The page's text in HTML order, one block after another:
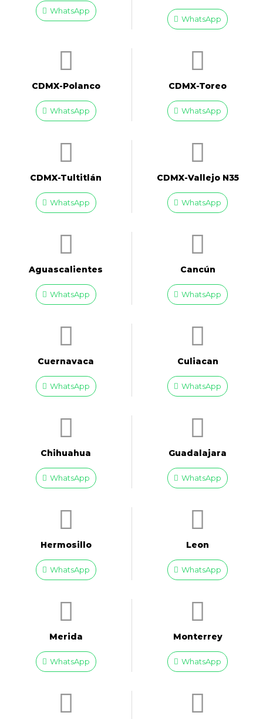
WhatsApp
WhatsApp
CDMX-Polanco
WhatsApp
CDMX-Toreo
WhatsApp
CDMX-Tultitlán
WhatsApp
CDMX-Vallejo N35
WhatsApp
Aguascalientes
WhatsApp
Cancún
WhatsApp
Cuernavaca
WhatsApp
Culiacan
WhatsApp
Chihuahua
WhatsApp
Guadalajara
WhatsApp
Hermosillo
WhatsApp
Leon
WhatsApp
Merida
WhatsApp
Monterrey
WhatsApp